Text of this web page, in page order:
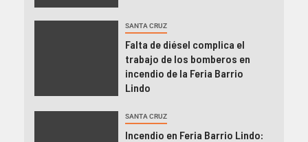
SANTA CRUZ
Falta de diésel complica el
trabajo de los bomberos en
incendio de la Feria Barrio
Lindo
SANTA CRUZ
Incendio en Feria Barrio Lindo: